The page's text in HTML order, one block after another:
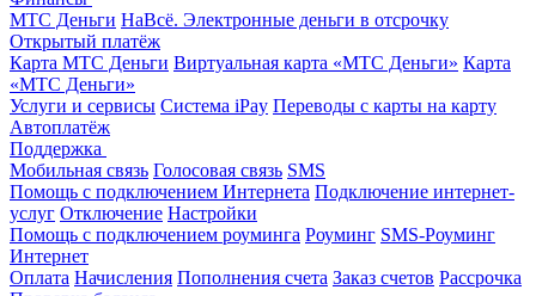
МТС Деньги НаВсё. Электронные деньги в отсрочку
Открытый платёж
Карта МТС Деньги Виртуальная карта «МТС Деньги» Карта
«МТС Деньги»
Услуги и сервисы Система iPay Переводы с карты на карту
Автоплатёж
Поддержка
Мобильная связь Голосовая связь SMS
Помощь с подключением Интернета Подключение интернет-
услуг Отключение Настройки
Помощь с подключением роуминга Роуминг SMS-Роуминг
Интернет
Оплата Начисления Пополнения счета Заказ счетов Рассрочка